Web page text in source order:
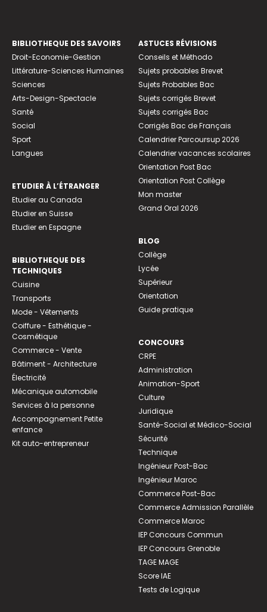
BIBLIOTHEQUE DES SAVOIRS
Droit-Economie-Gestion
Littérature-Sciences Humaines
Sciences
Arts-Design-Spectacle
Santé
Social
Sport
Langues
ETUDIER À L’ÉTRANGER
Etudier au Canada
Etudier en Suisse
Etudier en Espagne
BIBLIOTHEQUE DES
TECHNIQUES
Cuisine
Transports
Mode - Vêtements
Coiffure - Esthétique -
Cosmétique
Commerce - Vente
Bâtiment - Architecture
Électricité
Mécanique automobile
Services à la personne
Accompagnement Petite
enfance
Kit auto-entrepreneur
ASTUCES RÉVISIONS
Conseils et Méthodo
Sujets probables Brevet
Sujets Probables Bac
Sujets corrigés Brevet
Sujets corrigés Bac
Corrigés Bac de Français
Calendrier Parcoursup 2026
Calendrier vacances scolaires
Orientation Post Bac
Orientation Post Collège
Mon master
Grand Oral 2026
BLOG
Collège
Lycée
Supérieur
Orientation
Guide pratique
CONCOURS
CRPE
Administration
Animation-Sport
Culture
Juridique
Santé-Social et Médico-Social
Sécurité
Technique
Ingénieur Post-Bac
Ingénieur Maroc
Commerce Post-Bac
Commerce Admission Parallèle
Commerce Maroc
IEP Concours Commun
IEP Concours Grenoble
TAGE MAGE
Score IAE
Tests de Logique